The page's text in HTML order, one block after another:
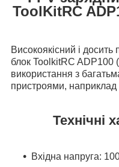
ToolKitRC
Високоякісний і
блок ToolkitRC ADP100
використання з
пристроями,
Технічні
Вхідна напруга: